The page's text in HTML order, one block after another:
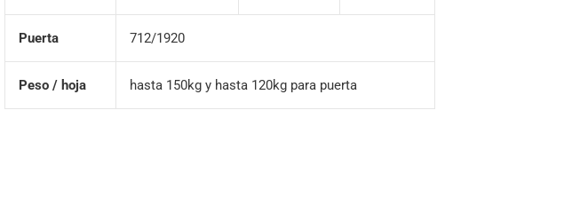
Puerta 712/1920
Peso / hoja hasta 150kg y hasta 120kg para puerta